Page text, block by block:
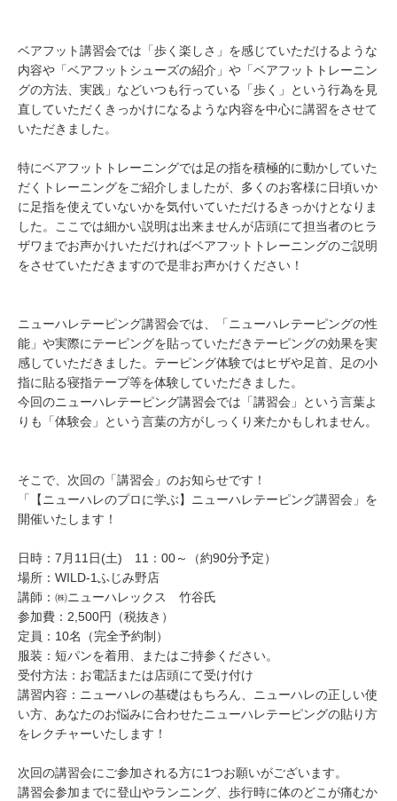
ベアフット講習会では「歩く楽しさ」を感じていただけるような
内容や「ベアフットシューズの紹介」や「ベアフットトレーニン
グの方法、実践」などいつも行っている「歩く」という行為を見
直していただくきっかけになるような内容を中心に講習をさせて
いただきました。
特にベアフットトレーニングでは足の指を積極的に動かしていた
だくトレーニングをご紹介しましたが、多くのお客様に日頃いか
に足指を使えていないかを気付いていただけるきっかけとなりま
した。ここでは細かい説明は出来ませんが店頭にて担当者のヒラ
ザワまでお声かけいただければベアフットトレーニングのご説明
をさせていただきますので是非お声かけください！
ニューハレテーピング講習会では、「ニューハレテーピングの性
能」や実際にテーピングを貼っていただきテーピングの効果を実
感していただきました。テーピング体験ではヒザや足首、足の小
指に貼る寝指テープ等を体験していただきました。
今回のニューハレテーピング講習会では「講習会」という言葉よ
りも「体験会」という言葉の方がしっくり来たかもしれません。
そこで、次回の「講習会」のお知らせです！
「【ニューハレのプロに学ぶ】ニューハレテーピング講習会」を
開催いたします！
日時：7月11日(土) 11：00～（約90分予定）
場所：WILD-1ふじみ野店
講師：㈱ニューハレックス 竹谷氏
参加費：2,500円（税抜き）
定員：10名（完全予約制）
服装：短パンを着用、またはご持参ください。
受付方法：お電話または店頭にて受け付け
講習内容：ニューハレの基礎はもちろん、ニューハレの正しい使
い方、あなたのお悩みに合わせたニューハレテーピングの貼り方
をレクチャーいたします！
次回の講習会にご参加される方に1つお願いがございます。
講習会参加までに登山やランニング、歩行時に体のどこが痛むか